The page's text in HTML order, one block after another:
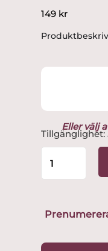
149 kr
Eller välj
Tillgänglighet:
-
Stjärntecken
Design
Jarenskog